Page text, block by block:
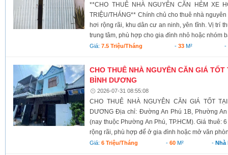
**CHO THUÊ NHÀ NGUYÊN CĂN HẺM XE
TRIỆU/THÁNG** Chính chủ cho thuê nhà
hơi rộng rãi, khu dân cư an ninh, yên tĩnh. Vị trí
trung tâm, phù hợp cho gia đình nhỏ hoặc nhóm
Giá:7.5 Triệu/tháng -33 M² -
CHO THUÊ NHÀ NGUYÊN CĂN GIÁ
BÌNH DƯƠNG
2026-07-31 08:55:08
CHO THUÊ NHÀ NGUYÊN CĂN GIÁ TỐT
DƯƠNG Địa chỉ: Đường An Phú 1B, Phường
(nay thuộc Phường An Phú, TP.HCM). Giá thuê:
rộng rãi, phù hợp để ở gia đình hoặc mở văn
Giá:6 Triệu/tháng -60 M² - Nhà